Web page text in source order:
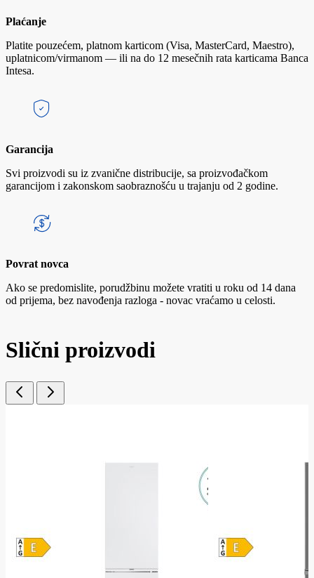
Plaćanje
Platite pouzećem, platnom karticom (Visa, MasterCard, Maestro),
uplatnicom/virmanom — ili na do 12 mesečnih rata karticama Banca
Intesa.
Garancija
Svi proizvodi su iz zvanične distribucije, sa proizvođačkom
garancijom i zakonskom saobraznošću u trajanju od 2 godine.
Povrat novca
Ako se predomislite, porudžbinu možete vratiti u roku od 14 dana
od prijema, bez navođenja razloga - novac vraćamo u celosti.
Slični proizvodi